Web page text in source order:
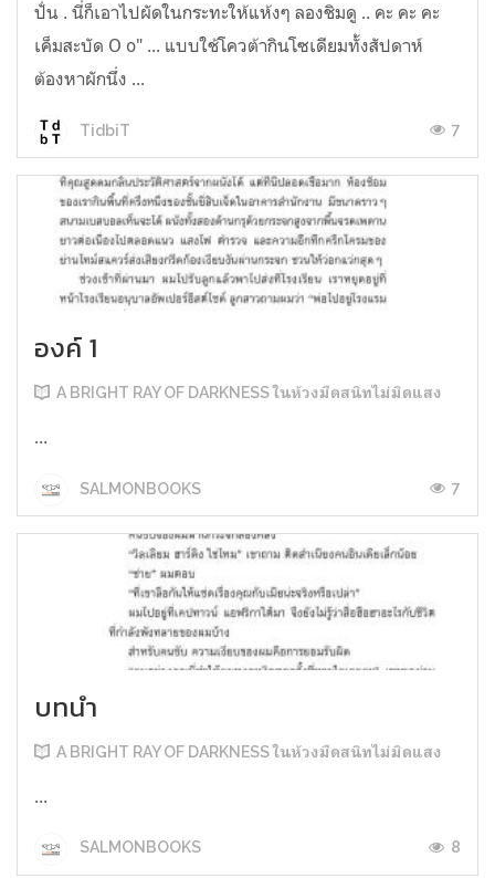
ปั่น . นี่ก็เอาไปผัดในกระทะให้แห้งๆ ลองชิมดู .. คะ คะ คะ
เค็มสะบัด O o" ... แบบใช้โควต้ากินโซเดียมทั้งสัปดาห์
ต้องหาผักนึ่ง ...
TidbiT 7
องค์ 1
A BRIGHT RAY OF DARKNESS ในห้วงมืดสนิทไม่มิดแสง
...
SALMONBOOKS 7
บทนำ
A BRIGHT RAY OF DARKNESS ในห้วงมืดสนิทไม่มิดแสง
...
SALMONBOOKS 8